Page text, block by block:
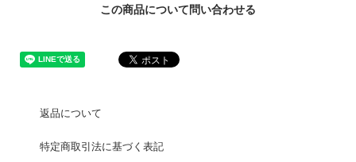
この商品について問い合わせる
返品について
特定商取引法に基づく表記